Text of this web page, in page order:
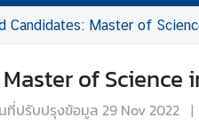
Candidates: Master of
of
ที่ปรับปรุงข้อมูล 29 Nov 2022 |